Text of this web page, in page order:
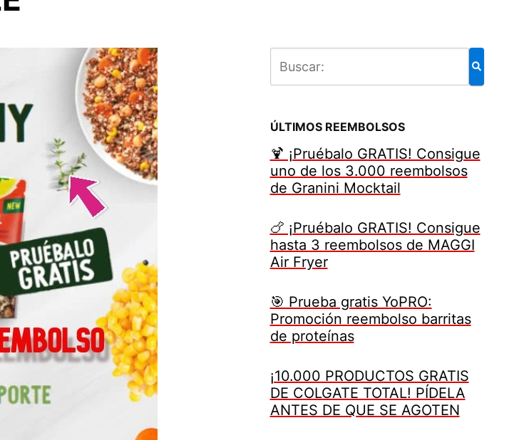
ÚLTIMOS REEMBOLSOS
🍹 ¡Pruébalo GRATIS! Consigue
uno de los 3.000 reembolsos
de Granini Mocktail
🍗 ¡Pruébalo GRATIS! Consigue
hasta 3 reembolsos de MAGGI
Air Fryer
🎯 Prueba gratis YoPRO:
Promoción reembolso barritas
de proteínas
¡10.000 PRODUCTOS GRATIS
DE COLGATE TOTAL! PÍDELA
ANTES DE QUE SE AGOTEN